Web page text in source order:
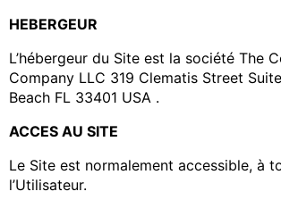
HEBERGEUR
L’hébergeur du Site est la société The
Company LLC 319 Clematis Street
Beach FL 33401 USA .
ACCES AU SITE
Le Site est normalement accessible, à
l’Utilisateur.